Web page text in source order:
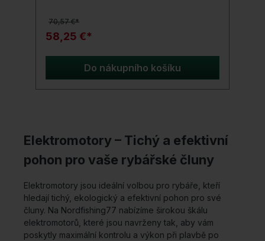
nabízí optimální ochranu a zároveň je lehká
na nošení. Polstrovaný interiér zajistí, že tvůj
motor zůstane bezpečně uložený, zatímco
posílené dno dodává další stabilitu.Ideální
pro přepravu k vodě nebo bezpečné
skladování doma. Pořiď si nyní perfektní
ochranu pro svůj přívěsný motor!Detaily
Fox Camo vzorem Poskytuje prostor pro
všechny elektrické přívěsné motory od Fox
Vnitřní suchý zip pro upevnění motoru
rukojeti z polyesteru v maskovacích
barvách Rozměry: 120 cm x 47 cm Hlavní
vnější materiál: 100 % polyester,
polstrování/výplň 100 % polyethylen,
povrchová úprava 100 % polyester
70,57 €*
58,25 €*
Do nákupního košíku
Elektromotory – Tichý a efektivní
pohon pro vaše rybářské čluny
Elektromotory jsou ideální volbou pro rybáře, kteří
hledají tichý, ekologický a efektivní pohon pro své
čluny. Na Nordfishing77 nabízíme širokou škálu
elektromotorů, které jsou navrženy tak, aby vám
poskytly maximální kontrolu a výkon při plavbě po